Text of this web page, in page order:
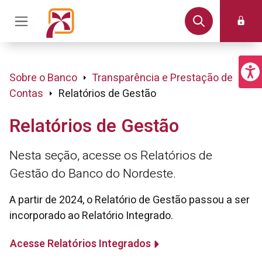
Sobre o Banco
Transparência e Prestação de
Contas
Relatórios de Gestão
Relatórios de Gestão
Nesta seção, acesse os Relatórios de
Gestão do Banco do Nordeste.
A partir de 2024, o Relatório de Gestão passou a ser
incorporado ao Relatório Integrado.
Acesse Relatórios Integrados